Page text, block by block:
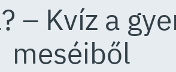
– Kvíz a
meséiből